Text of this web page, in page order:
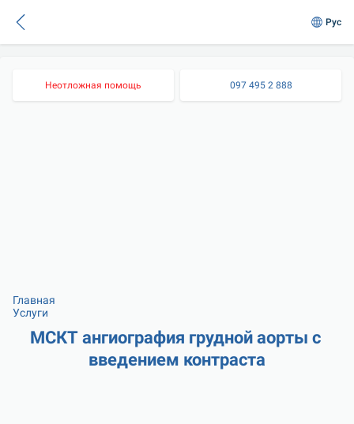
Рус
Неотложная помощь 097 495 2 888
Главная
Услуги
МСКТ ангиография грудной аорты с
введением контраста